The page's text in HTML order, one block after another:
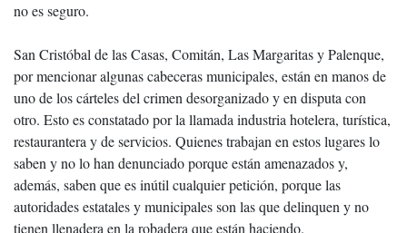
no es seguro.
San Cristóbal de las Casas, Comitán, Las Margaritas y Palenque,
por mencionar algunas cabeceras municipales, están en manos de
uno de los cárteles del crimen desorganizado y en disputa con
otro. Esto es constatado por la llamada industria hotelera, turística,
restaurantera y de servicios. Quienes trabajan en estos lugares lo
saben y no lo han denunciado porque están amenazados y,
además, saben que es inútil cualquier petición, porque las
autoridades estatales y municipales son las que delinquen y no
tienen llenadera en la robadera que están haciendo.